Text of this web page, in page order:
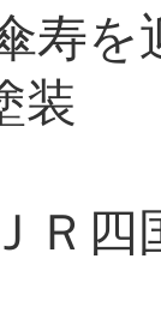
寿
装
Ｒ